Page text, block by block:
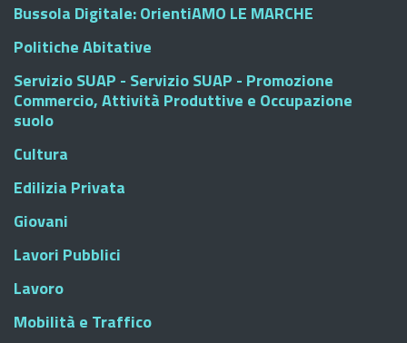
Bussola Digitale: OrientiAMO LE MARCHE
Politiche Abitative
Servizio SUAP - Servizio SUAP - Promozione
Commercio, Attività Produttive e Occupazione
suolo
Cultura
Edilizia Privata
Giovani
Lavori Pubblici
Lavoro
Mobilità e Traffico